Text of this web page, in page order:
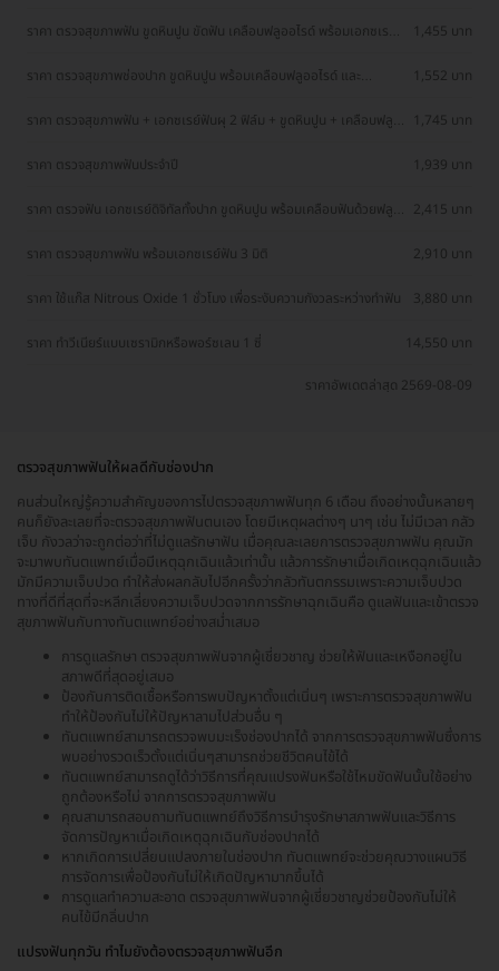
ราคา ตรวจสุขภาพฟัน ขูดหินปูน ขัดฟัน เคลือบฟลูออไรด์ พร้อมเอกซเรย์
1,455 บาท
ราคา ตรวจสุขภาพช่องปาก ขูดหินปูน พร้อมเคลือบฟลูออไรด์ และ
1,552 บาท
ราคา ตรวจสุขภาพฟัน + เอกซเรย์ฟันผุ 2 ฟิล์ม + ขูดหินปูน + เคลือบฟลู
1,745 บาท
ราคา ตรวจสุขภาพฟันประจำปี 1,939 บาท
ราคา ตรวจฟัน เอกซเรย์ดิจิทัลทั้งปาก ขูดหินปูน พร้อมเคลือบฟันด้วยฟลู
2,415 บาท
ราคา ตรวจสุขภาพฟัน พร้อมเอกซเรย์ฟัน 3 มิติ 2,910 บาท
ราคา ใช้แก๊ส Nitrous Oxide 1 ชั่วโมง เพื่อระงับความกังวลระหว่างทำฟัน 3,880 บาท
ราคา ทำวีเนียร์แบบเซรามิกหรือพอร์ซเลน 1 ซี่ 14,550 บาท
ราคาอัพเดตล่าสุด 2569-08-09
ตรวจสุขภาพฟันให้ผลดีกับช่องปาก
คนส่วนใหญ่รู้ความสำคัญของการไปตรวจสุขภาพฟันทุก 6 เดือน ถึงอย่างนั้นหลายๆ
คนก็ยังละเลยที่จะตรวจสุขภาพฟันตนเอง โดยมีเหตุผลต่างๆ นาๆ เช่น ไม่มีเวลา กลัว
เจ็บ กังวลว่าจะถูกต่อว่าที่ไม่ดูแลรักษาฟัน เมื่อคุณละเลยการตรวจสุขภาพฟัน คุณมัก
จะมาพบทันตแพทย์เมื่อมีเหตุฉุกเฉินแล้วเท่านั้น แล้วการรักษาเมื่อเกิดเหตุฉุกเฉินแล้ว
มักมีความเจ็บปวด ทำให้ส่งผลกลับไปอีกครั้งว่ากลัวทันตกรรมเพราะความเจ็บปวด
ทางที่ดีที่สุดที่จะหลีกเลี่ยงความเจ็บปวดจากการรักษาฉุกเฉินคือ ดูแลฟันและเข้าตรวจ
สุขภาพฟันกับทางทันตแพทย์อย่างสม่ำเสมอ
การดูแลรักษา ตรวจสุขภาพฟันจากผู้เชี่ยวชาญ ช่วยให้ฟันและเหงือกอยู่ใน
สภาพดีที่สุดอยู่เสมอ
ป้องกันการติดเชื้อหรือการพบปัญหาตั้งแต่เนิ่นๆ เพราะการตรวจสุขภาพฟัน
ทำให้ป้องกันไม่ให้ปัญหาลามไปส่วนอื่น ๆ
ทันตแพทย์สามารถตรวจพบมะเร็งช่องปากได้ จากการตรวจสุขภาพฟันซึ่งการ
พบอย่างรวดเร็วตั้งแต่เนิ่นๆสามารถช่วยชีวิตคนไข้ได้
ทันตแพทย์สามารถดูได้ว่าวิธีการที่คุณแปรงฟันหรือใช้ไหมขัดฟันนั้นใช้อย่าง
ถูกต้องหรือไม่ จากการตรวจสุขภาพฟัน
คุณสามารถสอบถามทันตแพทย์ถึงวิธีการบำรุงรักษาสภาพฟันและวิธีการ
จัดการปัญหาเมื่อเกิดเหตุฉุกเฉินกับช่องปากได้
หากเกิดการเปลี่ยนแปลงภายในช่องปาก ทันตแพทย์จะช่วยคุณวางแผนวิธี
การจัดการเพื่อป้องกันไม่ให้เกิดปัญหามากขึ้นได้
การดูแลทำความสะอาด ตรวจสุขภาพฟันจากผู้เชี่ยวชาญช่วยป้องกันไม่ให้
คนไข้มีกลิ่นปาก
แปรงฟันทุกวัน ทำไมยังต้องตรวจสุขภาพฟันอีก